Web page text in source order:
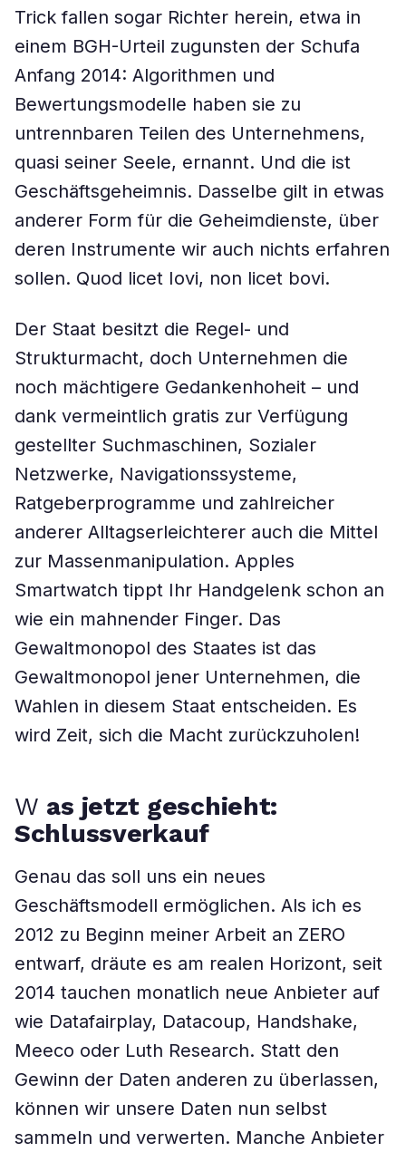
Trick fallen sogar Richter herein, etwa in
einem BGH-Urteil zugunsten der Schufa
Anfang 2014: Algorithmen und
Bewertungsmodelle haben sie zu
untrennbaren Teilen des Unternehmens,
quasi seiner Seele, ernannt. Und die ist
Geschäftsgeheimnis. Dasselbe gilt in etwas
anderer Form für die Geheimdienste, über
deren Instrumente wir auch nichts erfahren
sollen. Quod licet Iovi, non licet bovi.
Der Staat besitzt die Regel- und
Strukturmacht, doch Unternehmen die
noch mächtigere Gedankenhoheit – und
dank vermeintlich gratis zur Verfügung
gestellter Suchmaschinen, Sozialer
Netzwerke, Navigationssysteme,
Ratgeberprogramme und zahlreicher
anderer Alltagserleichterer auch die Mittel
zur Massenmanipulation. Apples
Smartwatch tippt Ihr Handgelenk schon an
wie ein mahnender Finger. Das
Gewaltmonopol des Staates ist das
Gewaltmonopol ­jener Unternehmen, die
Wahlen in diesem Staat entscheiden. Es
wird Zeit, sich die Macht zurückzuholen!
W as jetzt geschieht:
Schlussverkauf
Genau das soll uns ein neues
Geschäftsmodell ermöglichen. Als ich es
2012 zu Beginn meiner Arbeit an ZERO
entwarf, dräute es am realen Horizont, seit
2014 tauchen monatlich neue Anbieter auf
wie Datafairplay, ­Datacoup, Handshake,
Meeco oder Luth Research. Statt den
Gewinn der Daten anderen zu überlassen,
können wir unsere Daten nun selbst
sammeln und verwerten. Manche Anbieter